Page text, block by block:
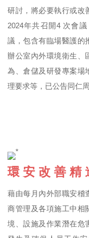
研討，將必要執行或改
2024年共召開4 次會
議，包含有臨場醫護的
辦公室內外環境衛生、
為、倉儲及研發專案場
理要求等，已公告同仁周
環 安 改 善 精
藉由每月內外部職安稽
商管理及各項施工中相
境、設施及作業潛在危